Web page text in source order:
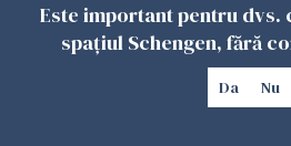
Este important pentru dvs.
spațiul Schengen, fără
Da Nu